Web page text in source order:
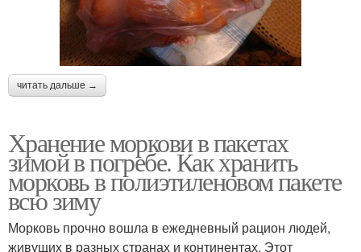
читать дальше →
Хранение моркови в пакетах
зимой в погребе. Как хранить
морковь в полиэтиленовом пакете
всю зиму
Морковь прочно вошла в ежедневный рацион людей,
живущих в разных странах и континентах. Этот